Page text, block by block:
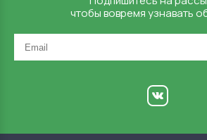
чтобы вовремя узнавать